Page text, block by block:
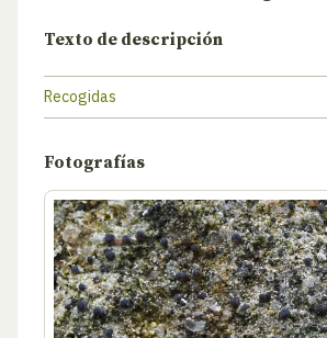
Texto de descripción
Recogidas
Fotografías